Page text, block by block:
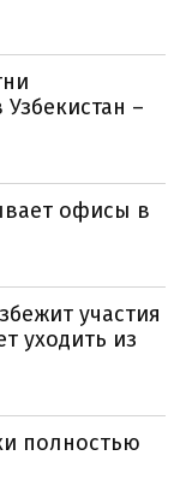
–
офисы в
участия
уходить из
полностью